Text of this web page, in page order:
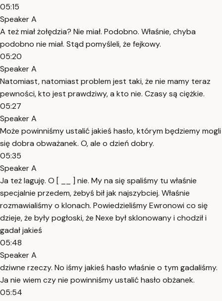
05:15
Speaker A
A też miał żołędzia? Nie miał. Podobno. Właśnie, chyba
podobno nie miał. Stąd pomyśleli, że fejkowy.
05:20
Speaker A
Natomiast, natomiast problem jest taki, że nie mamy teraz
pewności, kto jest prawdziwy, a kto nie. Czasy są ciężkie.
05:27
Speaker A
Może powinniśmy ustalić jakieś hasło, którym będziemy mogli
się dobra obważanek. O, ale o dzień dobry.
05:35
Speaker A
Ja też laguję. O [ __ ] nie. My na się spaliśmy tu właśnie
specjalnie przedem, żebyś bił jak najszybciej. Właśnie
rozmawialiśmy o klonach. Powiedzieliśmy Ewronowi co się
dzieje, że były pogłoski, że Nexe był sklonowany i chodził i
gadał jakieś
05:48
Speaker A
dziwne rzeczy. No iśmy jakieś hasło właśnie o tym gadaliśmy.
Ja nie wiem czy nie powinniśmy ustalić hasło obżanek.
05:54